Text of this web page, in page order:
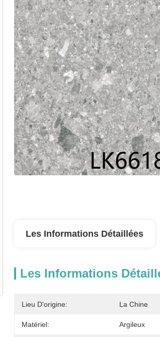
Les Informations Détaillées
Les Informations
Lieu D'origine: La Chine
Matériel: Argileux